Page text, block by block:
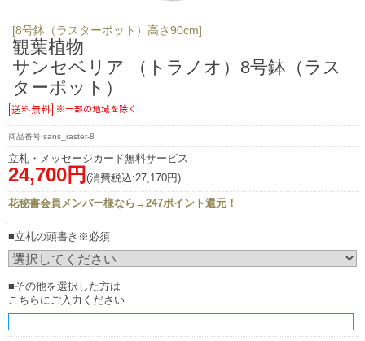
[8号鉢（ラスターポット）高さ90cm]
観葉植物
サンセベリア （トラノオ）8号鉢（ラス
ターポット）
sans_raster-8
立札・メッセージカード無料サービス
24,700円 (消費税込:27,170円)
花秘書会員メンバー様なら→247ポイント還元！
■立札の頭書き※必須
■その他を選択した方は
こちらにご入力ください